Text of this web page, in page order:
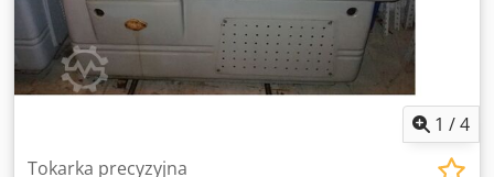
1 /4
Tokarka precyzyjna